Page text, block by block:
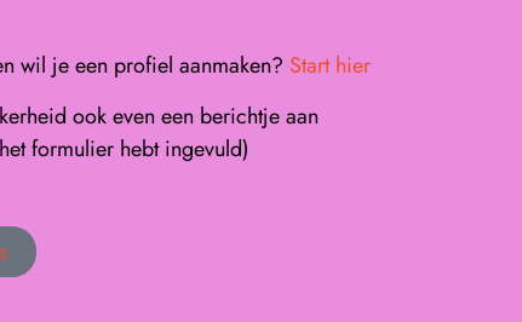
wil je een profiel aanmaken? Start hier
ook even een berichtje aan
formulier hebt ingevuld)